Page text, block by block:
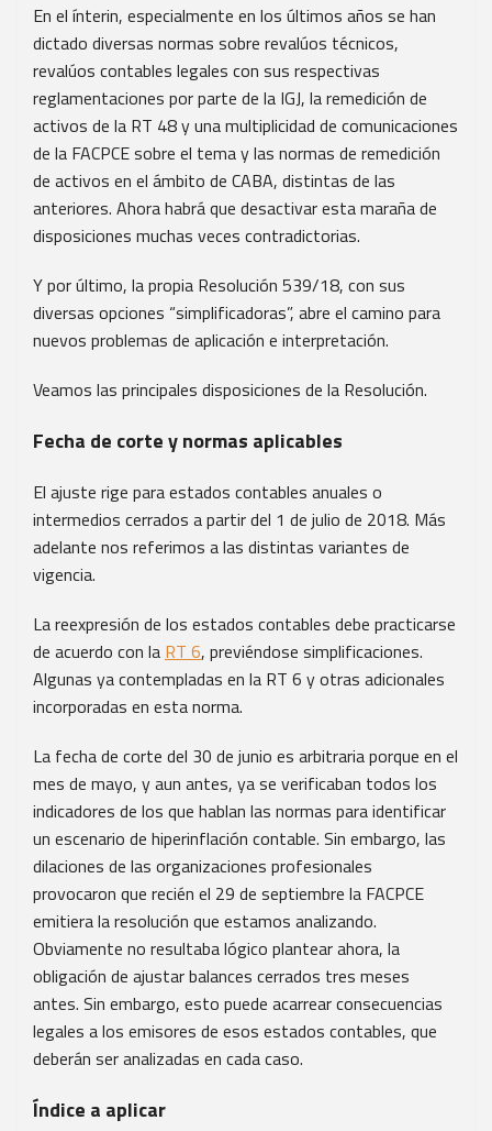
En el ínterin, especialmente en los últimos años se han
dictado diversas normas sobre revalúos técnicos,
revalúos contables legales con sus respectivas
reglamentaciones por parte de la IGJ, la remedición de
activos de la RT 48 y una multiplicidad de comunicaciones
de la FACPCE sobre el tema y las normas de remedición
de activos en el ámbito de CABA, distintas de las
anteriores. Ahora habrá que desactivar esta maraña de
disposiciones muchas veces contradictorias.
Y por último, la propia Resolución 539/18, con sus
diversas opciones “simplificadoras”, abre el camino para
nuevos problemas de aplicación e interpretación.
Veamos las principales disposiciones de la Resolución.
Fecha de corte y normas aplicables
El ajuste rige para estados contables anuales o
intermedios cerrados a partir del 1 de julio de 2018. Más
adelante nos referimos a las distintas variantes de
vigencia.
La reexpresión de los estados contables debe practicarse
de acuerdo con la RT 6, previéndose simplificaciones.
Algunas ya contempladas en la RT 6 y otras adicionales
incorporadas en esta norma.
La fecha de corte del 30 de junio es arbitraria porque en el
mes de mayo, y aun antes, ya se verificaban todos los
indicadores de los que hablan las normas para identificar
un escenario de hiperinflación contable. Sin embargo, las
dilaciones de las organizaciones profesionales
provocaron que recién el 29 de septiembre la FACPCE
emitiera la resolución que estamos analizando.
Obviamente no resultaba lógico plantear ahora, la
obligación de ajustar balances cerrados tres meses
antes. Sin embargo, esto puede acarrear consecuencias
legales a los emisores de esos estados contables, que
deberán ser analizadas en cada caso.
Índice a aplicar